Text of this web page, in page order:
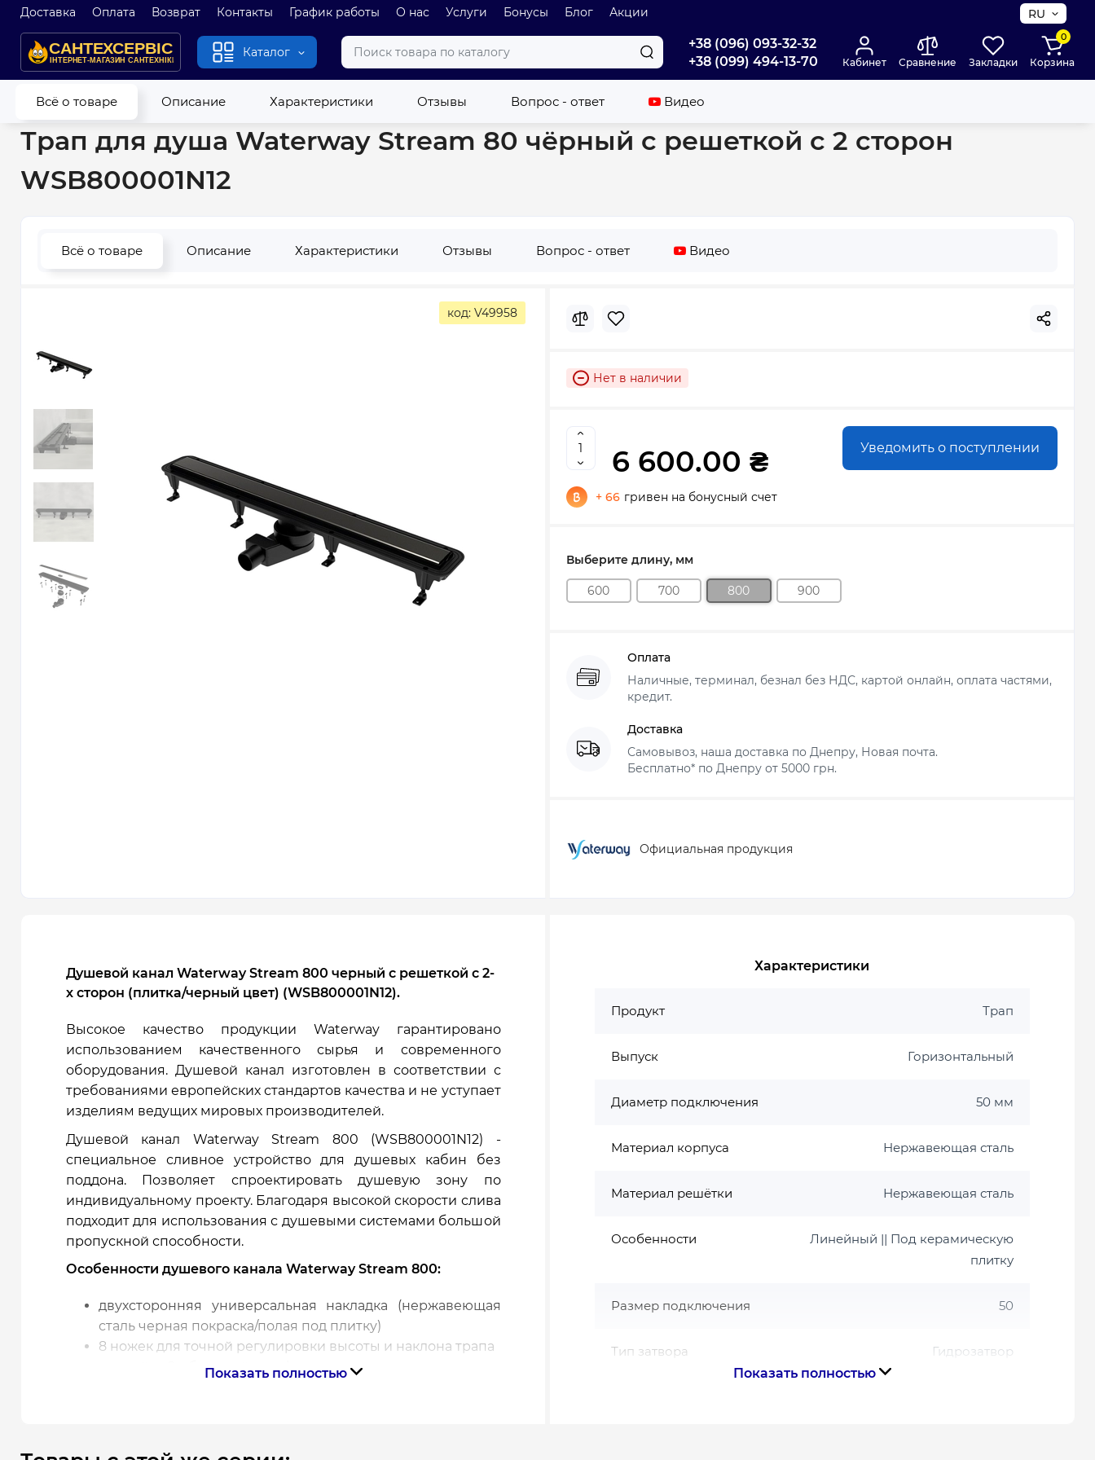
Доставка Оплата Возврат Контакты График работы О нас Услуги Бонусы Блог Акции RU
Каталог
+38 (096) 093-32-32
+38 (099) 494-13-70
Кабинет Сравнение Закладки
0
Корзина
Всё о товаре Описание Характеристики Отзывы Вопрос - ответ Видео
Главная Канализация Трапы Трапи под керамическую плитку Трап для душа Waterway Stream 80 чёрный с решеткой с 2 сторон WSB800001N12
Трап для душа Waterway Stream 80 чёрный с решеткой с 2 сторон
WSB800001N12
Всё о товаре Описание Характеристики Отзывы Вопрос - ответ Видео
код: V49958
Нет в наличии
6 600.00 ₴ Уведомить о поступлении
+ 66 гривен на бонусный счет
Выберите длину, мм
600 700 800 900
Оплата
Наличные, терминал, безнал без НДС, картой онлайн, оплата частями,
кредит.
Доставка
Самовывоз, наша доставка по Днепру, Новая почта.
Бесплатно* по Днепру от 5000 грн.
Официальная продукция
Душевой канал Waterway Stream 800 черный с решеткой с 2-
х сторон (плитка/черный цвет) (WSB800001N12).
Высокое качество продукции Waterway гарантировано
использованием качественного сырья и современного
оборудования. Душевой канал изготовлен в соответствии с
требованиями европейских стандартов качества и не уступает
изделиям ведущих мировых производителей.
Душевой канал Waterway Stream 800 (WSB800001N12) -
специальное сливное устройство для душевых кабин без
поддона. Позволяет спроектировать душевую зону по
индивидуальному проекту. Благодаря высокой скорости слива
подходит для использования с душевыми системами большой
пропускной способности.
Особенности душевого канала Waterway Stream 800:
двухсторонняя универсальная накладка (нержавеющая
сталь черная покраска/полая под плитку)
8 ножек для точной регулировки высоты и наклона трапа
низкий S-образный сифон с гидрозатвором для
Показать полностью
Характеристики
Продукт Трап
Выпуск Горизонтальный
Диаметр подключения 50 мм
Материал корпуса Нержавеющая сталь
Материал решётки Нержавеющая сталь
Особенности
Линейный || Под керамическую
плитку
Размер подключения 50
Тип затвора Гидрозатвор
Показать полностью